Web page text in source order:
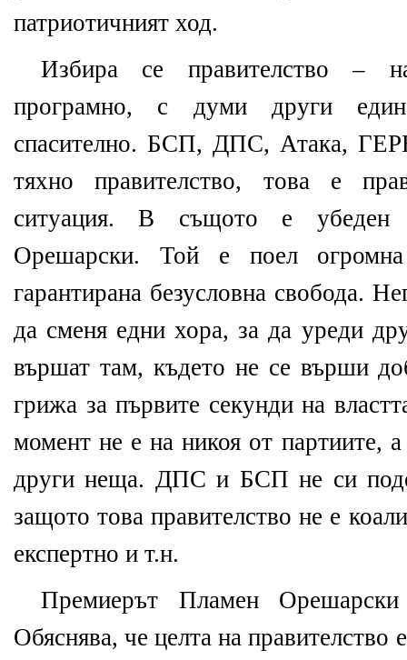
патриотичният ход.
Избира се правителство –
програмно, с думи други
спасително. БСП, ДПС, Атака,
тяхно правителство, това е
ситуация. В същото е убеден
Орешарски. Той е поел
гарантирана безусловна свобода.
да сменя едни хора, за да уреди
вършат там, където не се върши
грижа за първите секунди на
момент не е на никоя от партиите,
други неща. ДПС и БСП не си
защото това правителство не е
експертно и т.н.
Премиерът Пламен
Обяснява, че целта на правителство